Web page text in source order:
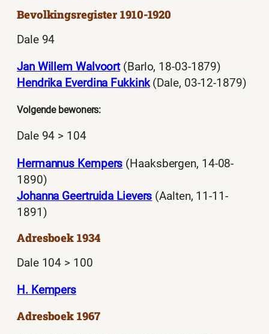
Bevolkingsregister 1910-1920
Dale 94
Jan Willem Walvoort(Barlo, 18-03-1879)
Hendrika Everdina Fukkink(Dale, 03-12-1879)
Volgende bewoners:
Dale 94 > 104
Hermannus Kempers (Haaksbergen, 14-08-
1890)
Johanna Geertruida Lievers (Aalten, 11-11-
1891)
Adresboek 1934
Dale 104 > 100
H. Kempers
Adresboek 1967